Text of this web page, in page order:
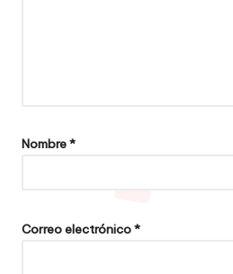
Nombre*
Correo electrónico*